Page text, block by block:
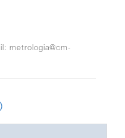
metrologia@cm-